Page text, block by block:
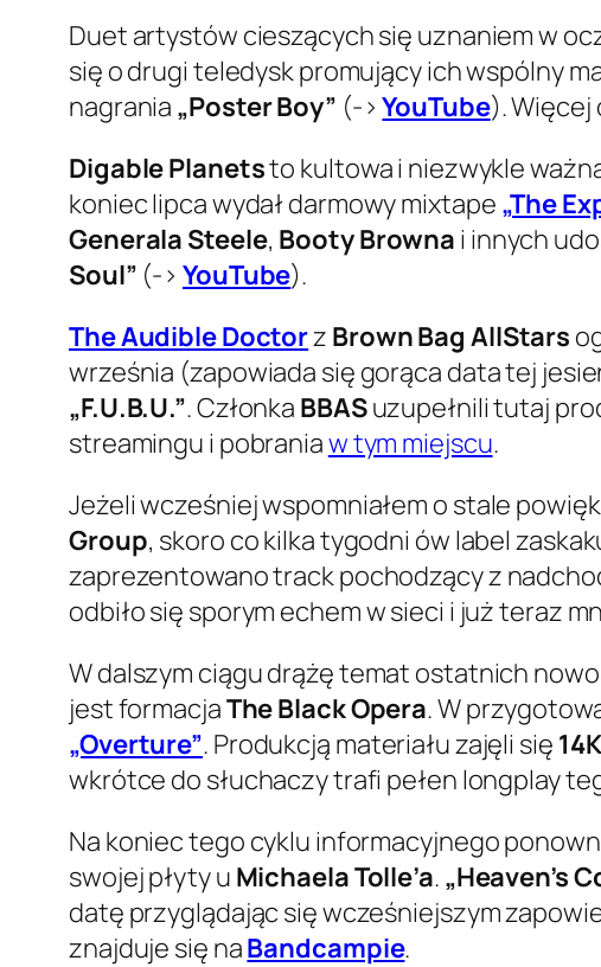
Duet artystów cieszących się uznaniem w
się o drugi teledysk promujący ich wspólny
nagrania „Poster Boy” (->YouTube).
Digable Planetsto kultowa i niezwykle
koniec lipca wydał darmowy mixtape „The
Generala Steele, Booty Browna i innych
Soul” (-> YouTube).
The Audible Doctorz Brown Bag AllStars
września (zapowiada się gorąca data tej
„F.U.B.U.”. Członka BBASuzupełnili tutaj
streamingu i pobraniaw tym miejscu.
Jeżeli wcześniej wspomniałem o stale
Group, skoro co kilka tygodni ów label
zaprezentowano track pochodzący z
odbiło się sporym echem w sieci i już teraz
W dalszym ciągu drążę temat ostatnich
jest formacjaThe Black Opera. W
„Overture”. Produkcją materiału zajęli się
wkrótce do słuchaczy trafi pełen longplay
Na koniec tego cyklu informacyjnego
swojej płyty u Michaela Tolle’a. „Heaven’s
datę przyglądając się wcześniejszym
znajduje się naBandcampie.